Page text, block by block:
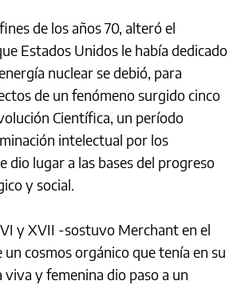
de los años 70, alteró el
Estados Unidos le había dedicado
nuclear se debió, para
de un fenómeno surgido cinco
Científica, un período
intelectual por los
dio lugar a las bases del progreso
y social.
y XVII -sostuvo Merchant en el
cosmos orgánico que tenía en su
y femenina dio paso a un